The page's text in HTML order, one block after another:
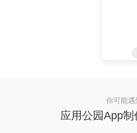
你可能遇
应用公园App